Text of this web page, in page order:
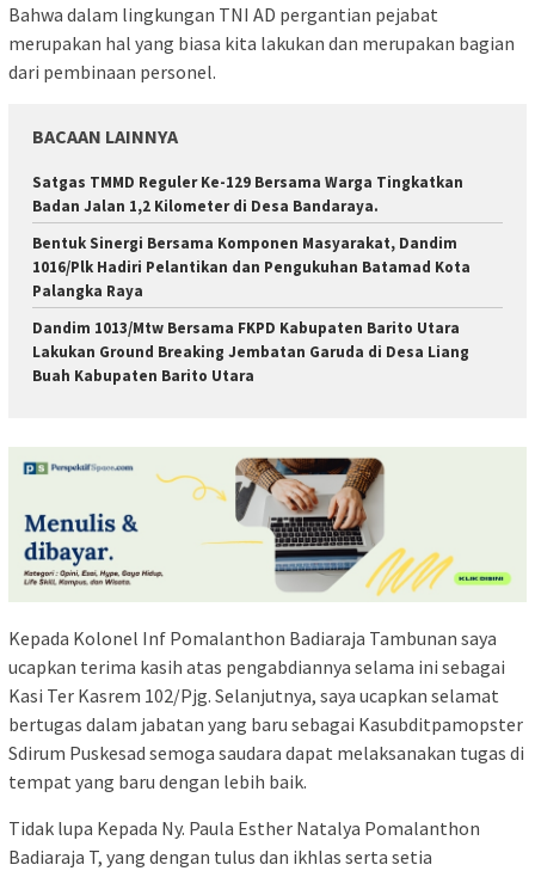
Bahwa dalam lingkungan TNI AD pergantian pejabat
merupakan hal yang biasa kita lakukan dan merupakan bagian
dari pembinaan personel.
BACAAN LAINNYA
Satgas TMMD Reguler Ke-129 Bersama Warga Tingkatkan
Badan Jalan 1,2 Kilometer di Desa Bandaraya.
Bentuk Sinergi Bersama Komponen Masyarakat, Dandim
1016/Plk Hadiri Pelantikan dan Pengukuhan Batamad Kota
Palangka Raya
Dandim 1013/Mtw Bersama FKPD Kabupaten Barito Utara
Lakukan Ground Breaking Jembatan Garuda di Desa Liang
Buah Kabupaten Barito Utara
Kepada Kolonel Inf Pomalanthon Badiaraja Tambunan saya
ucapkan terima kasih atas pengabdiannya selama ini sebagai
Kasi Ter Kasrem 102/Pjg. Selanjutnya, saya ucapkan selamat
bertugas dalam jabatan yang baru sebagai Kasubditpamopster
Sdirum Puskesad semoga saudara dapat melaksanakan tugas di
tempat yang baru dengan lebih baik.
Tidak lupa Kepada Ny. Paula Esther Natalya Pomalanthon
Badiaraja T, yang dengan tulus dan ikhlas serta setia